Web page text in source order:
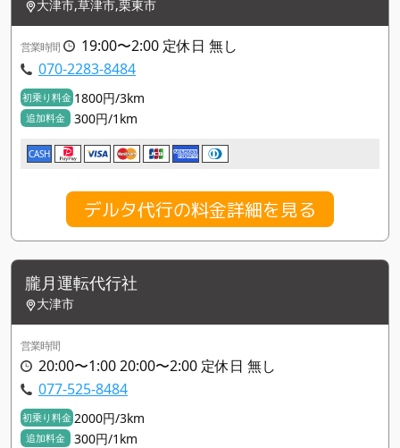
大津市,草津市,栗東市
営業時間
19:00〜2:00 定休日 無し
070-2283-8484
初乗り料金 1800円/3km
追加料金 300円/1km
CASH
デルタ代行の料金詳細を見る
朧月運転代行社
大津市
営業時間
20:00〜1:00 20:00〜2:00 定休日 無し
077-525-8484
初乗り料金 2000円/3km
追加料金 300円/1km